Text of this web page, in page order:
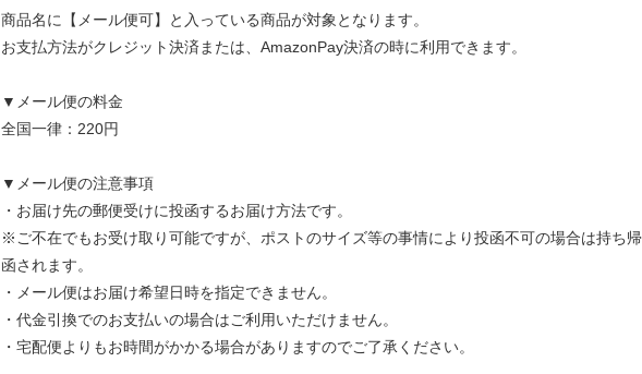
商品名に【メール便可】と入っている商品が対象となります。
お支払方法がクレジット決済または、AmazonPay決済の時に利用できます。
▼メール便の料金
全国一律：220円
▼メール便の注意事項
・お届け先の郵便受けに投函するお届け方法です。
※ご不在でもお受け取り可能ですが、ポストのサイズ等の事情により投函不可の場合は持ち
函されます。
・メール便はお届け希望日時を指定できません。
・代金引換でのお支払いの場合はご利用いただけません。
・宅配便よりもお時間がかかる場合がありますのでご了承ください。